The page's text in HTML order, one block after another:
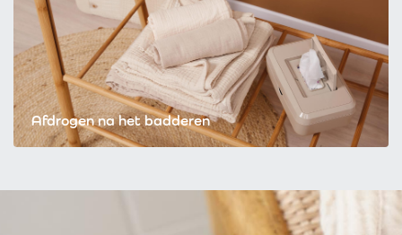
Afdrogen na het badderen